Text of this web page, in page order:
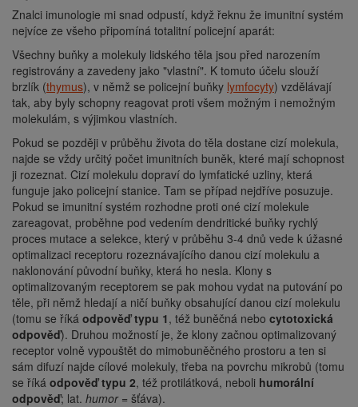
Znalci imunologie mi snad odpustí, když řeknu že imunitní systém
nejvíce ze všeho připomíná totalitní policejní aparát:
Všechny buňky a molekuly lidského těla jsou před narozením
registrovány a zavedeny jako "vlastní". K tomuto účelu slouží
brzlík (thymus), v němž se policejní buňky lymfocyty) vzdělávají
tak, aby byly schopny reagovat proti všem možným i nemožným
molekulám, s výjimkou vlastních.
Pokud se později v průběhu života do těla dostane cizí molekula,
najde se vždy určitý počet imunitních buněk, které mají schopnost
ji rozeznat. Cizí molekulu dopraví do lymfatické uzliny, která
funguje jako policejní stanice. Tam se případ nejdříve posuzuje.
Pokud se imunitní systém rozhodne proti oné cizí molekule
zareagovat, proběhne pod vedením dendritické buňky rychlý
proces mutace a selekce, který v průběhu 3-4 dnů vede k úžasné
optimalizaci receptoru rozeznávajícího danou cizí molekulu a
naklonování původní buňky, která ho nesla. Klony s
optimalizovaným receptorem se pak mohou vydat na putování po
těle, při němž hledají a ničí buňky obsahující danou cizí molekulu
(tomu se říká odpověď typu 1, též buněčná nebo cytotoxická
odpověď). Druhou možností je, že klony začnou optimalizovaný
receptor volně vypouštět do mimobuněčného prostoru a ten si
sám difuzí najde cílové molekuly, třeba na povrchu mikrobů (tomu
se říká odpověď typu 2, též protilátková, neboli humorální
odpověď; lat. humor= šťáva).